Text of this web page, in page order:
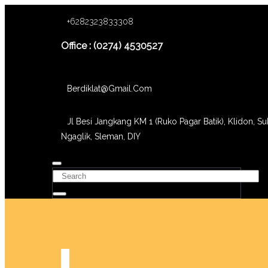
+6282323833308
Office : (0274) 4530527
Berdiklat@gmail.com
Jl Besi Jangkang KM 1 (Ruko Pagar Batik), Klidon,
Ngaglik, Sleman, DIY